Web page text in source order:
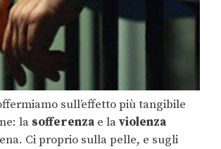
sull’effetto più tangibile
la sofferenza e laviolenza
Ci proprio sulla pelle, e sugli